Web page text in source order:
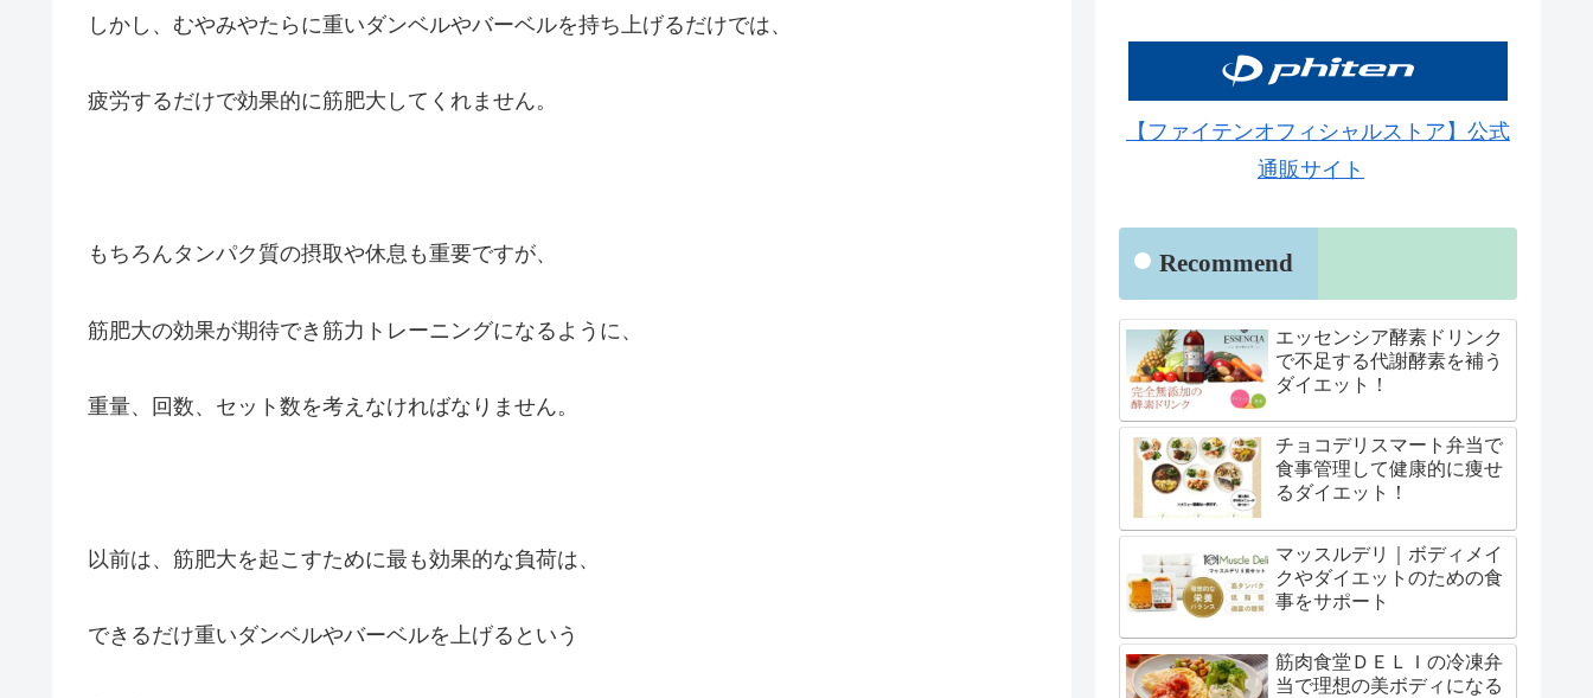
しかし、むやみやたらに重いダンベルやバーベルを持ち上げるだけでは、
疲労するだけで効果的に筋肥大してくれません。
もちろんタンパク質の摂取や休息も重要ですが、
筋肥大の効果が期待でき筋力トレーニングになるように、
重量、回数、セット数を考えなければなりません。
以前は、筋肥大を起こすために最も効果的な負荷は、
できるだけ重いダンベルやバーベルを上げるという
【ファイテンオフィシャルストア】公式
通販サイト
Recommend
エッセンシア酵素ドリンク
で不足する代謝酵素を補う
ダイエット！
チョコデリスマート弁当で
食事管理して健康的に痩せ
るダイエット！
マッスルデリ｜ボディメイ
クやダイエットのための食
事をサポート
筋肉食堂ＤＥＬＩの冷凍弁
当で理想の美ボディになる